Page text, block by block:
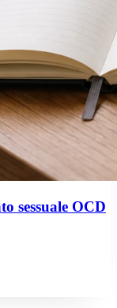
sessuale OCD